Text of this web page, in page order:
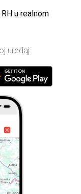
u realnom
uređaj